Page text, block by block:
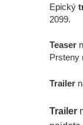
Epický
2099.
Teaser
Prsteny
Trailer
Trailer